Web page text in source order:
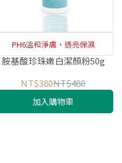
PH6溫和淨膚，透亮保濕
胺基酸珍珠嫩白潔顏粉50g
NT$380NT$480
加入購物車